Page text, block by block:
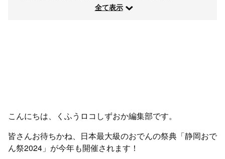
全て表示
こんにちは、くふうロコしずおか編集部です。
皆さんお待ちかね、日本最大級のおでんの祭典「静岡おで
ん祭2024」が今年も開催されます！